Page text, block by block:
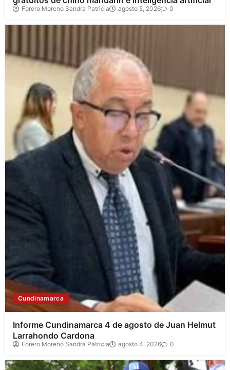
Forero Moreno Sandra Patricia agosto 5, 2026 0
Cundinamarca
Informe Cundinamarca 4 de agosto de Juan Helmut
Larrahondo Cardona
Forero Moreno Sandra Patricia agosto 4, 2026 0